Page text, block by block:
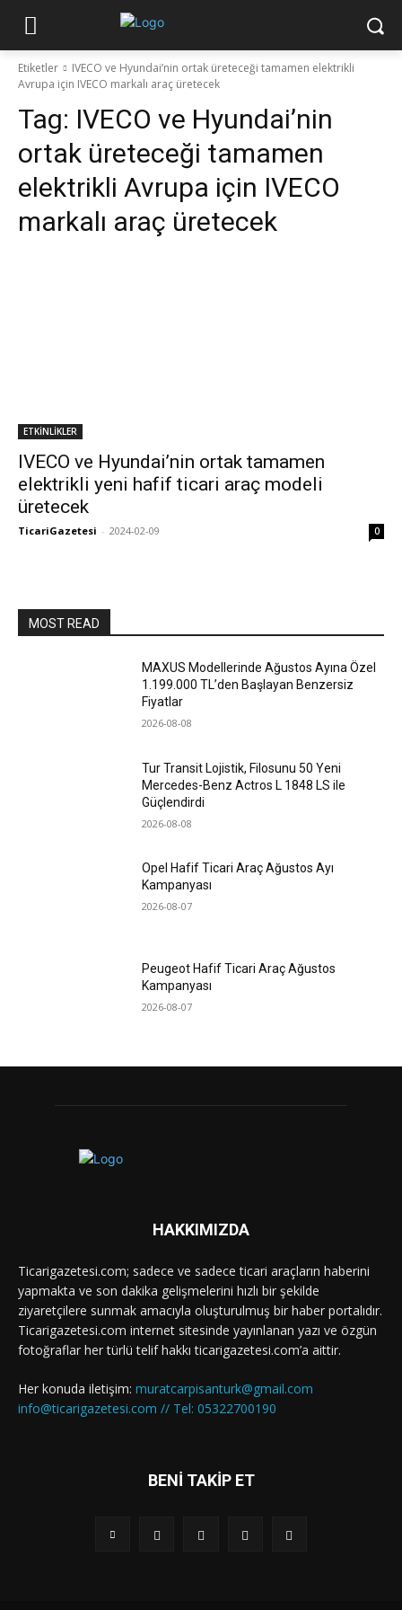
Etiketler
IVECO ve Hyundai’nin ortak üreteceği tamamen elektrikli
Avrupa için IVECO markalı araç üretecek
Tag: IVECO ve Hyundai’nin
ortak üreteceği tamamen
elektrikli Avrupa için IVECO
markalı araç üretecek
ETKİNLİKLER
IVECO ve Hyundai’nin ortak tamamen
elektrikli yeni hafif ticari araç modeli
üretecek
TicariGazetesi - 2024-02-09 0
MOST READ
MAXUS Modellerinde Ağustos Ayına Özel
1.199.000 TL’den Başlayan Benzersiz
Fiyatlar
2026-08-08
Tur Transit Lojistik, Filosunu 50 Yeni
Mercedes-Benz Actros L 1848 LS ile
Güçlendirdi
2026-08-08
Opel Hafif Ticari Araç Ağustos Ayı
Kampanyası
2026-08-07
Peugeot Hafif Ticari Araç Ağustos
Kampanyası
2026-08-07
HAKKIMIZDA
Ticarigazetesi.com; sadece ve sadece ticari araçların haberini
yapmakta ve son dakika gelişmelerini hızlı bir şekilde
ziyaretçilere sunmak amacıyla oluşturulmuş bir haber portalıdır.
Ticarigazetesi.com internet sitesinde yayınlanan yazı ve özgün
fotoğraflar her türlü telif hakkı ticarigazetesi.com’a aittir.
Her konuda iletişim: muratcarpisanturk@gmail.com
info@ticarigazetesi.com // Tel: 05322700190
BENİ TAKİP ET